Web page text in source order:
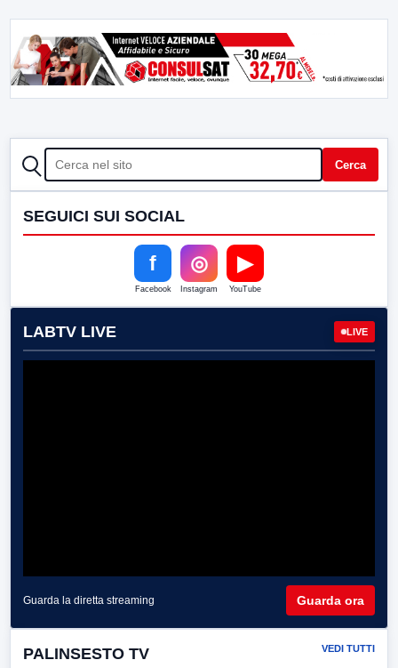
CERCA Cerca
SEGUICI SUI SOCIAL
f
Facebook
◎
Instagram
▶
YouTube
LABTV LIVE LIVE
Guarda la diretta streaming Guarda ora
PALINSESTO TV VEDI TUTTI